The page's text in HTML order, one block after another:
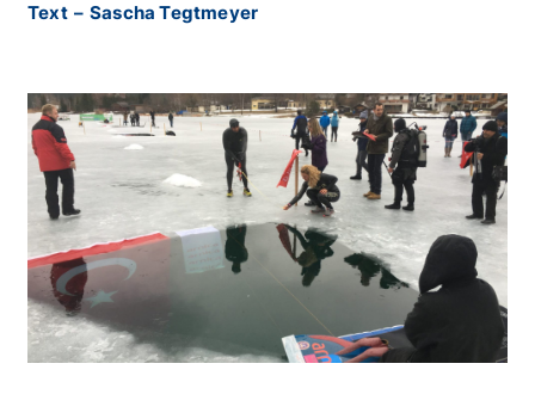
Text – Sascha Tegtmeyer